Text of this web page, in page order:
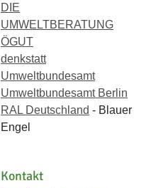
DIE
UMWELTBERATUNG
ÖGUT
denkstatt
Umweltbundesamt
Umweltbundesamt Berlin
RAL Deutschland - Blauer
Engel
Kontakt